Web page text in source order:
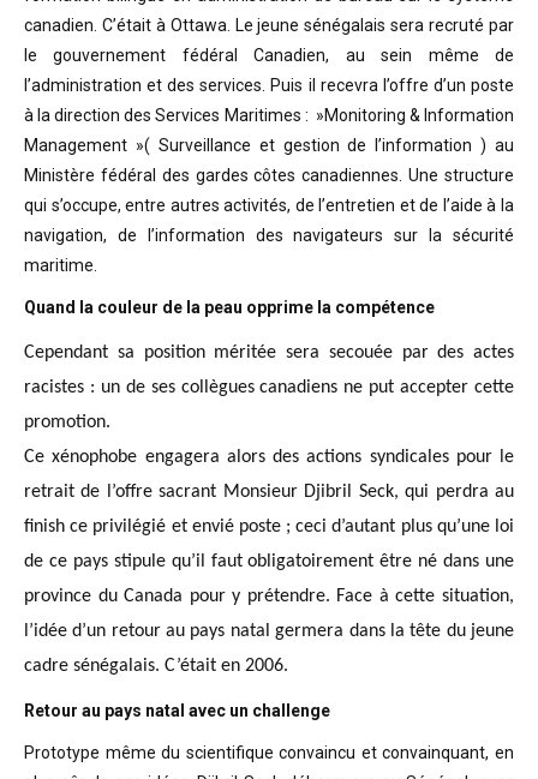
canadien. C’était à Ottawa. Le jeune sénégalais sera recruté par
le gouvernement fédéral Canadien, au sein même de
l’administration et des services. Puis il recevra l’offre d’un poste
à la direction des Services Maritimes : »Monitoring & Information
Management »( Surveillance et gestion de l’information ) au
Ministère fédéral des gardes côtes canadiennes. Une structure
qui s’occupe, entre autres activités, de l’entretien et de l’aide à la
navigation, de l’information des navigateurs sur la sécurité
maritime.
Quand la couleur de la peau opprime la compétence
Cependant sa position méritée sera secouée par des actes
racistes : un de ses collègues canadiens ne put accepter cette
promotion.
Ce xénophobe engagera alors des actions syndicales pour le
retrait de l’offre sacrant Monsieur Djibril Seck, qui perdra au
finish ce privilégié et envié poste ; ceci d’autant plus qu’une loi
de ce pays stipule qu’il faut obligatoirement être né dans une
province du Canada pour y prétendre. Face à cette situation,
l’idée d’un retour au pays natal germera dans la tête du jeune
cadre sénégalais. C’était en 2006.
Retour au pays natal avec un challenge
Prototype même du scientifique convaincu et convainquant, en